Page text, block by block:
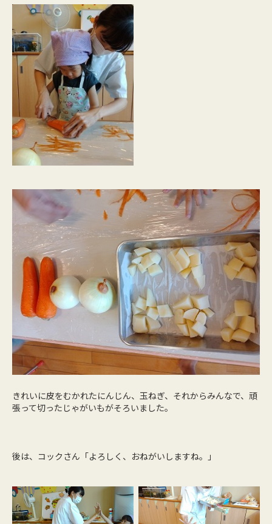
きれいに皮をむかれたにんじん、玉ねぎ、それからみんなで、頑
張って切ったじゃがいもがそろいました。
後は、コックさん「よろしく、おねがいしますね。」